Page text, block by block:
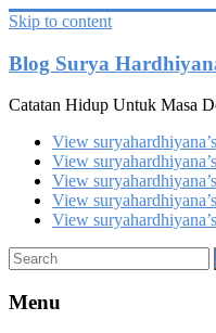
Skip to content
Blog Surya
Catatan Hidup Untuk Masa
View
View
View
View
View
Menu